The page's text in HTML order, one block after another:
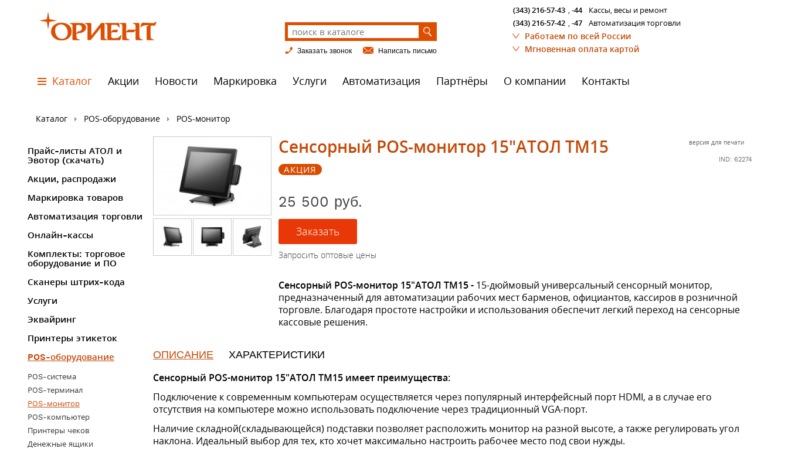
Заказать звонок Написать письмо
(343) 216-57-43 ,-44
Кассы, весы и ремонт
(343) 216-57-42 ,-47 Автоматизация торговли
Работаем по всей России
Мгновенная оплата картой
Каталог Акции Новости Маркировка Услуги Автоматизация Партнёры О компании Контакты
Каталог POS-оборудование POS-монитор
Прайс-листы АТОЛ и
Эвотор (скачать)
Акции, распродажи
Маркировка товаров
Автоматизация торговли
Онлайн-кассы
Комплекты: торговое
оборудование и ПО
Сканеры штрих-кода
Услуги
Эквайринг
Принтеры этикеток
POS-оборудование
POS-система
POS-терминал
POS-монитор
POS-компьютер
Принтеры чеков
Денежные ящики
версия для печати
IND: 62274
Сенсорный POS-монитор 15"АТОЛ ТМ15
АКЦИЯ
25 500 руб.
Сенсорный POS-монитор 15"АТОЛ ТМ15 - 15-дюймовый универсальный сенсорный монитор,
предназначенный для автоматизации рабочих мест барменов, официантов, кассиров в розничной
торговле. Благодаря простоте настройки и использования обеспечит легкий переход на сенсорные
кассовые решения.
ОПИСАНИЕ ХАРАКТЕРИСТИКИ
Сенсорный POS-монитор 15"АТОЛ ТМ15 имеет преимущества:
Подключение к современным компьютерам осуществляется через популярный интерфейсный порт HDMI, а в случае его
отсутствия на компьютере можно использовать подключение через традиционный VGA-порт.
Наличие складной(складывающейся) подставки позволяет расположить монитор на разной высоте, а также регулировать угол
наклона. Идеальный выбор для тех, кто хочет максимально настроить рабочее место под свои нужды.